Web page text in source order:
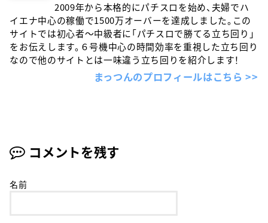
2009年から本格的にパチスロを始め、夫婦でハ
イエナ中心の稼働で1500万オーバーを達成しました。この
サイトでは初心者〜中級者に「パチスロで勝てる立ち回り」
をお伝えします。６号機中心の時間効率を重視した立ち回り
なので他のサイトとは一味違う立ち回りを紹介します！
まっつんのプロフィールはこちら >>
コメントを残す
名前